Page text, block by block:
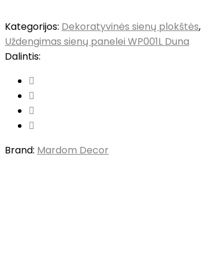
Kategorijos: Dekoratyvinės sienų plokštės,
Uždengimas sienų panelei WP001L Duna
Dalintis:
Brand: Mardom Decor